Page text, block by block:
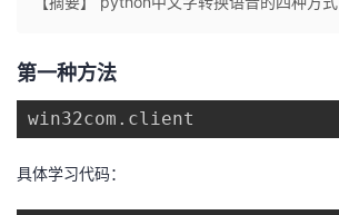
个
人
我
我
第一种方法
win32com . client
具体学习代码：